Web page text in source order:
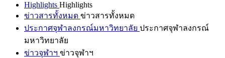
Highlights Highlights
ข่าวสารทั้งหมด ข่าวสารทั้งหมด
ประกาศจุฬาลงกรณ์มหาวิทยาลัย ประกาศจุฬาลงกรณ์
มหาวิทยาลัย
ข่าวจุฬาฯ ข่าวจุฬาฯ